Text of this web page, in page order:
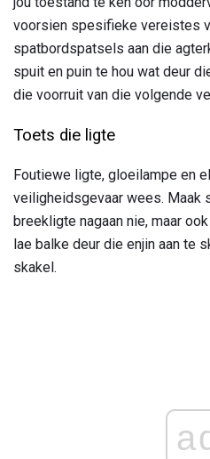
voorsien spesifieke vereistes
spatbordspatsels aan die
spuit en puin te hou wat deur
die voorruit van die volgende
Toets die ligte
Foutiewe ligte, gloeilampe en
veiligheidsgevaar wees. Maak
breekligte nagaan nie, maar
lae balke deur die enjin aan te
skakel.